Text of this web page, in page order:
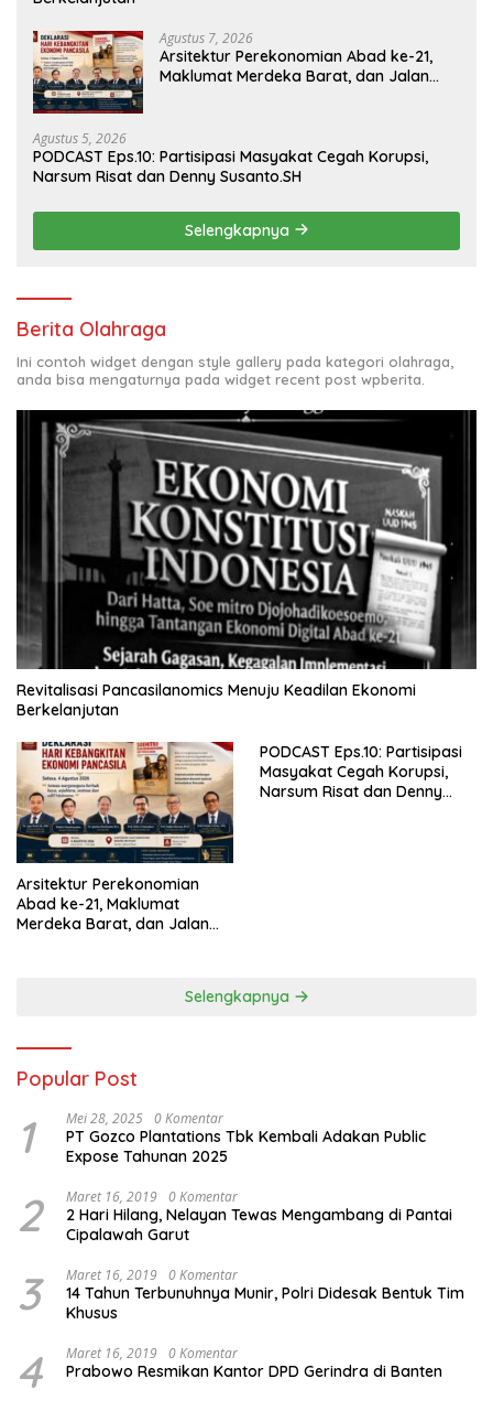
Agustus 7, 2026
Arsitektur Perekonomian Abad ke-21,
Maklumat Merdeka Barat, dan Jalan
Agustus 5, 2026
PODCAST Eps.10: Partisipasi Masyakat Cegah Korupsi,
Narsum Risat dan Denny Susanto.SH
Selengkapnya
Berita Olahraga
Ini contoh widget dengan style gallery pada kategori olahraga,
anda bisa mengaturnya pada widget recent post wpberita.
Revitalisasi Pancasilanomics Menuju Keadilan Ekonomi
Berkelanjutan
Arsitektur Perekonomian
Abad ke-21, Maklumat
Merdeka Barat, dan Jalan
PODCAST Eps.10: Partisipasi
Masyakat Cegah Korupsi,
Narsum Risat dan Denny
Selengkapnya
Popular Post
1 Mei 28, 2025 0 Komentar
PT Gozco Plantations Tbk Kembali Adakan Public
Expose Tahunan 2025
2 Maret 16, 2019 0 Komentar
2 Hari Hilang, Nelayan Tewas Mengambang di Pantai
Cipalawah Garut
3 Maret 16, 2019 0 Komentar
14 Tahun Terbunuhnya Munir, Polri Didesak Bentuk Tim
Khusus
4 Maret 16, 2019 0 Komentar
Prabowo Resmikan Kantor DPD Gerindra di Banten